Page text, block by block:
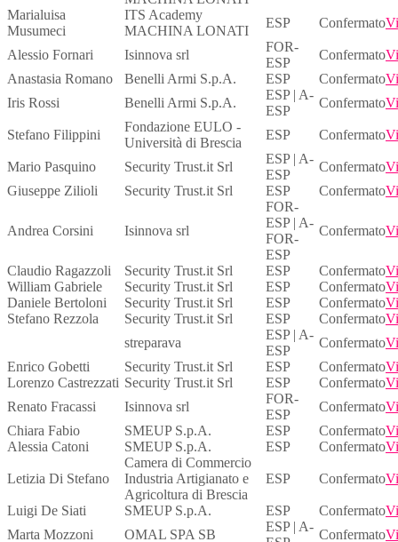
Marialuisa
Musumeci
ITS Academy
MACHINA LONATI
ESP Confermato
Alessio Fornari Isinnova srl
FOR-
ESP
Confermato
Anastasia Romano
Benelli Armi S.p.A. ESP Confermato
Iris Rossi
Benelli Armi S.p.A.
ESP | A-
ESP
Confermato
Stefano Filippini
Fondazione EULO -
Università di Brescia
ESP Confermato
Mario Pasquino Security Trust.it Srl
ESP | A-
ESP
Confermato
Giuseppe Zilioli
Security Trust.it Srl ESP Confermato
Andrea Corsini Isinnova srl
FOR-
ESP | A-
FOR-
ESP
Confermato
Claudio Ragazzoli Security Trust.it Srl ESP Confermato
William Gabriele
Security Trust.it Srl ESP Confermato
Daniele Bertoloni
Security Trust.it Srl ESP Confermato
Stefano Rezzola
Security Trust.it Srl ESP Confermato
streparava
ESP | A-
ESP
Confermato
Enrico Gobetti
Security Trust.it Srl ESP Confermato
Lorenzo Castrezzati Security Trust.it Srl ESP Confermato
Renato Fracassi
Isinnova srl
FOR-
ESP
Confermato
Chiara Fabio
SMEUP S.p.A. ESP Confermato
Alessia Catoni
SMEUP S.p.A. ESP Confermato
Letizia Di Stefano
Camera di Commercio
Industria Artigianato e
Agricoltura di Brescia
ESP Confermato
Luigi De Siati SMEUP S.p.A. ESP Confermato
Marta Mozzoni
OMAL SPA SB
ESP | A-
Confermato